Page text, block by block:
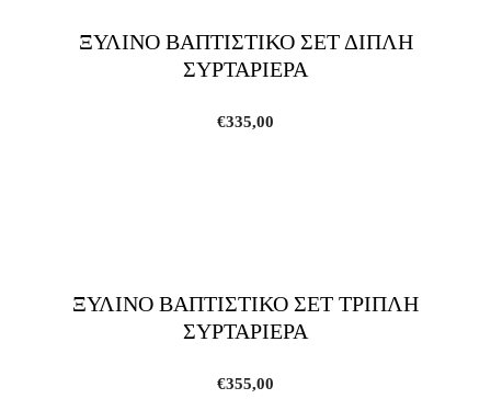
ΞΥΛΙΝΟ ΒΑΠΤΙΣΤΙΚΟ ΣΕΤ ΔΙΠΛΗ
ΣΥΡΤΑΡΙΕΡΑ
€335,00
ΞΥΛΙΝΟ ΒΑΠΤΙΣΤΙΚΟ ΣΕΤ ΤΡΙΠΛΗ
ΣΥΡΤΑΡΙΕΡΑ
€355,00